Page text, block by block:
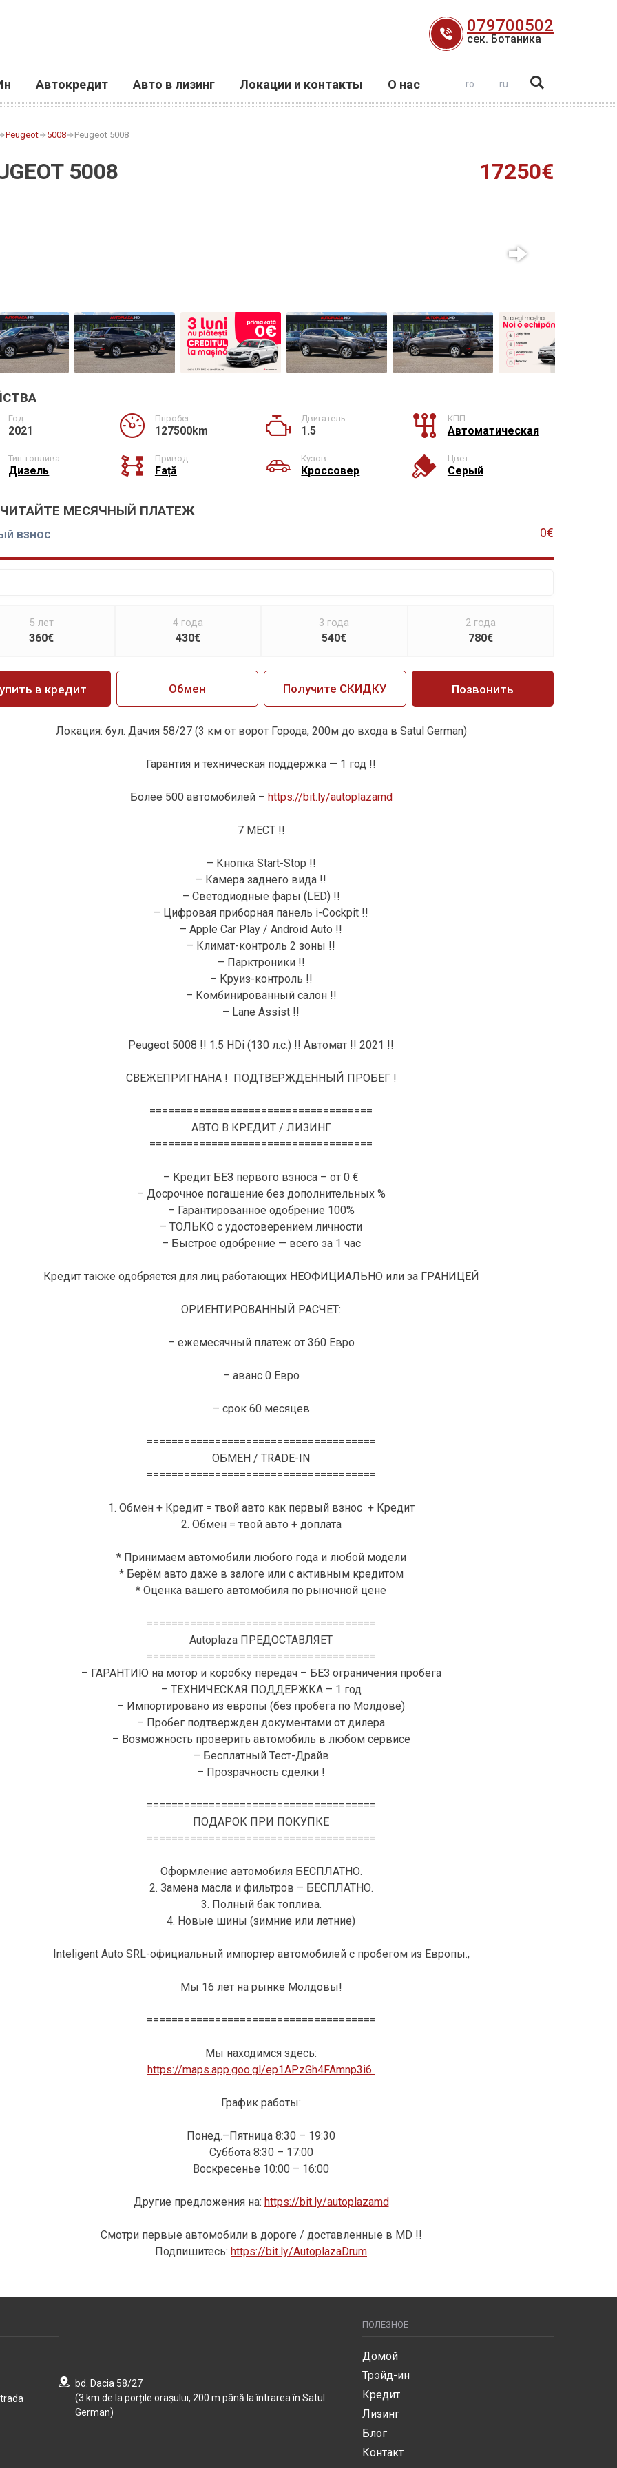
079700502
сек. Ботаника
Автокредит Авто в лизинг Локации и контакты О нас ro ru
Peugeot 5008 Peugeot 5008
5008 17250€
Год
2021
Ппробег
127500km
Двигатель
1.5
КПП
Автоматическая
Тип топлива
Дизель
Привод
Față
Кузов
Кроссовер
Цвет
Серый
МЕСЯЧНЫЙ ПЛАТЕЖ
взнос 0€
5 лет
360€
4 года
430€
3 года
540€
2 года
780€
в кредит Обмен Получите СКИДКУ Позвонить
Локация: бул. Дачия 58/27 (3 км от ворот Города, 200м до входа в Satul German)
Гарантия и техническая поддержка — 1 год !!
Более 500 автомобилей – https://bit.ly/autoplazamd
7 МЕСТ !!
– Кнопка Start-Stop !!
– Камера заднего вида !!
– Светодиодные фары (LED) !!
– Цифровая приборная панель i-Cockpit !!
– Apple Car Play / Android Auto !!
– Климат-контроль 2 зоны !!
– Парктроники !!
– Круиз-контроль !!
– Комбинированный салон !!
– Lane Assist !!
Peugeot 5008 !! 1.5 HDi (130 л.с.) !! Автомат !! 2021 !!
СВЕЖЕПРИГНАНА ! ПОДТВЕРЖДЕННЫЙ ПРОБЕГ !
====================================
АВТО В КРЕДИТ / ЛИЗИНГ
====================================
– Кредит БЕЗ первого взноса – от 0 €
– Досрочное погашение без дополнительных %
– Гарантированное одобрение 100%
– ТОЛЬКО с удостоверением личности
– Быстрое одобрение — всего за 1 час
Кредит также одобряется для лиц работающих НЕОФИЦИАЛЬНО или за ГРАНИЦЕЙ
ОРИЕНТИРОВАННЫЙ РАСЧЕТ:
– ежемесячный платеж от 360 Евро
– аванс 0 Евро
– срок 60 месяцев
=====================================
ОБМЕН / TRADE-IN
=====================================
1. Обмен + Кредит = твой авто как первый взнос + Кредит
2. Обмен = твой авто + доплата
* Принимаем автомобили любого года и любой модели
* Берём авто даже в залоге или с активным кредитом
* Оценка вашего автомобиля по рыночной цене
=====================================
Autoplaza ПРЕДОСТАВЛЯЕТ
=====================================
– ГАРАНТИЮ на мотор и коробку передач – БЕЗ ограничения пробега
– ТЕХНИЧЕСКАЯ ПОДДЕРЖКА – 1 год
– Импортировано из европы (без пробега по Молдове)
– Пробег подтвержден документами от дилера
– Возможность проверить автомобиль в любом сервисе
– Бесплатный Тест-Драйв
– Прозрачность сделки !
=====================================
ПОДАРОК ПРИ ПОКУПКЕ
=====================================
Оформление автомобиля БЕСПЛАТНО.
2. Замена масла и фильтров – БЕСПЛАТНО.
3. Полный бак топлива.
4. Новые шины (зимние или летние)
Inteligent Auto SRL-официальный импортер автомобилей с пробегом из Европы.,
Мы 16 лет на рынке Молдовы!
=====================================
Мы находимся здесь:
https://maps.app.goo.gl/ep1APzGh4FAmnp3i6
График работы:
Понед.–Пятница 8:30 – 19:30
Суббота 8:30 – 17:00
Воскресенье 10:00 – 16:00
Другие предложения на: https://bit.ly/autoplazamd
Смотри первые автомобили в дороге / доставленные в MD !!
Подпишитесь: https://bit.ly/AutoplazaDrum
bd. Dacia 58/27
(3 km de la porțile orașului, 200 m până la întrarea în Satul
German)
ПОЛЕЗНОЕ
Домой
Трэйд-ин
Кредит
Лизинг
Блог
Контакт